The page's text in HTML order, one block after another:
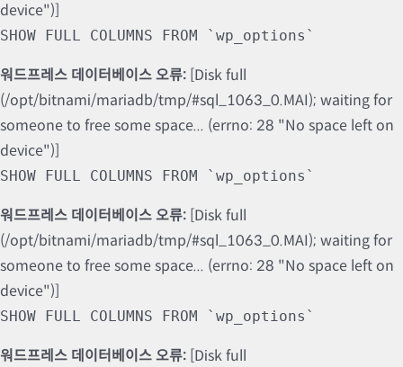
device")]
SHOW FULL COLUMNS FROM `wp_options`
워드프레스 데이터베이스 오류: [Disk full
(/opt/bitnami/mariadb/tmp/#sql_1063_0.MAI); waiting for
someone to free some space... (errno: 28 "No space left on
device")]
SHOW FULL COLUMNS FROM `wp_options`
워드프레스 데이터베이스 오류: [Disk full
(/opt/bitnami/mariadb/tmp/#sql_1063_0.MAI); waiting for
someone to free some space... (errno: 28 "No space left on
device")]
SHOW FULL COLUMNS FROM `wp_options`
워드프레스 데이터베이스 오류: [Disk full